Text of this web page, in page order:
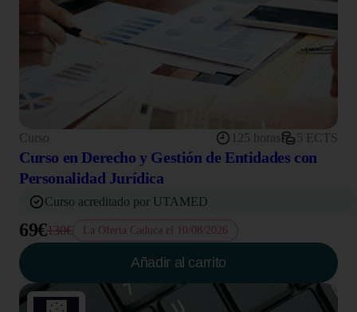
Curso 125 horas 5 ECTS
Curso en Derecho y Gestión de Entidades con
Personalidad Jurídica
Curso acreditado por UTAMED
69€130€ La Oferta Caduca el 10/08/2026
Añadir al carrito